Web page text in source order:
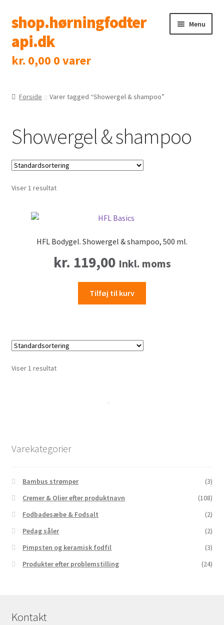
Spring
til
navigation
Spring
til
indhold
shop.hørningfodter
api.dk
Menu
Shop
Klinik
kr. 0,00 0 varer
Forside Varer tagged “Showergel & shampoo”
Showergel & shampoo
Viser 1 resultat
HFL Bodygel. Showergel & shampoo, 500 ml.
kr. 119,00 Inkl. moms
Tilføj til kurv
Viser 1 resultat
Varekategorier
Bambus strømper
(3)
Cremer & Olier efter produktnavn
(108)
Fodbadesæbe & Fodsalt
(2)
Pedag såler
(2)
Pimpsten og keramisk fodfil
(3)
Produkter efter problemstilling
(24)
Kontakt